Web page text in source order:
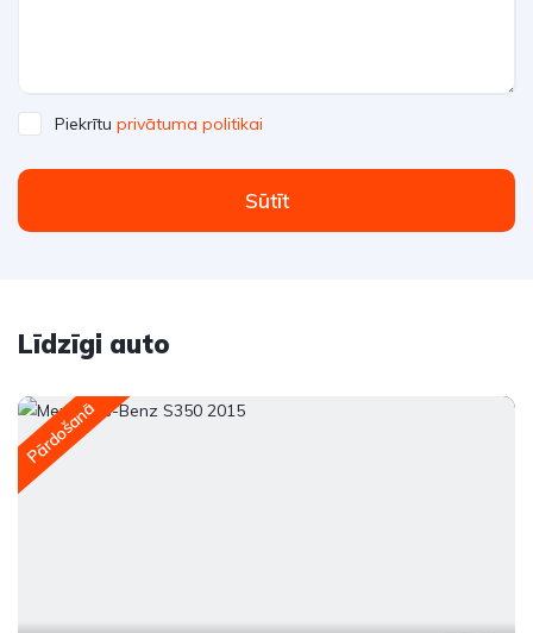
Piekrītu privātuma politikai
Sūtīt
Līdzīgi auto
Pārdošanā